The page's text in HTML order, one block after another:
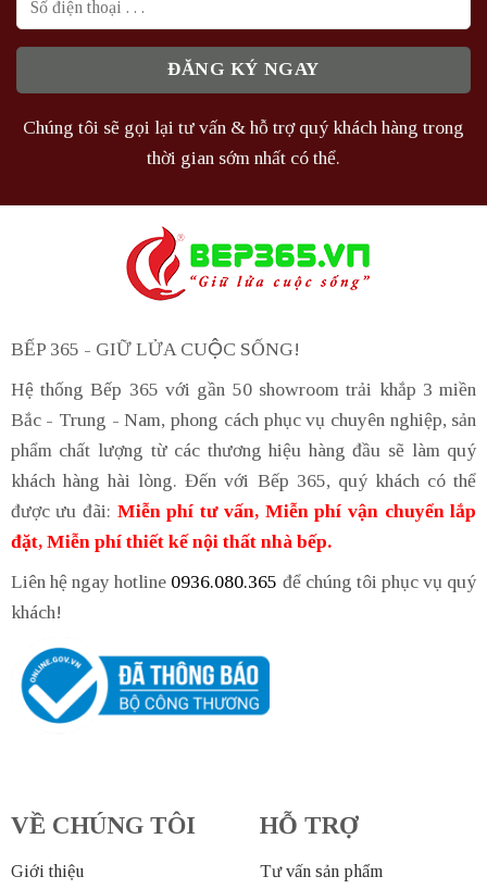
Chúng tôi sẽ gọi lại tư vấn & hỗ trợ quý khách hàng trong
thời gian sớm nhất có thể.
BẾP 365 - GIỮ LỬA CUỘC SỐNG!
Hệ thống Bếp 365 với gần 50 showroom trải khắp 3 miền
Bắc - Trung - Nam, phong cách phục vụ chuyên nghiệp, sản
phẩm chất lượng từ các thương hiệu hàng đầu sẽ làm quý
khách hàng hài lòng. Đến với Bếp 365, quý khách có thể
được ưu đãi: Miễn phí tư vấn, Miễn phí vận chuyển lắp
đặt, Miễn phí thiết kế nội thất nhà bếp.
Liên hệ ngay hotline 0936.080.365 để chúng tôi phục vụ quý
khách!
VỀ CHÚNG TÔI
Giới thiệu
HỖ TRỢ
Tư vấn sản phẩm